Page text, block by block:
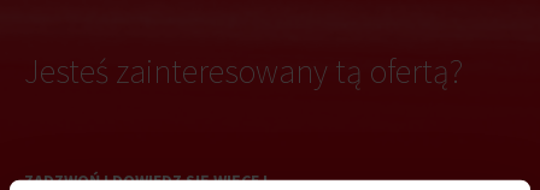
Jesteś zainteresowany tą ofertą?
ZADZWOŃ I DOWIEDZ SIĘ WIĘCEJ